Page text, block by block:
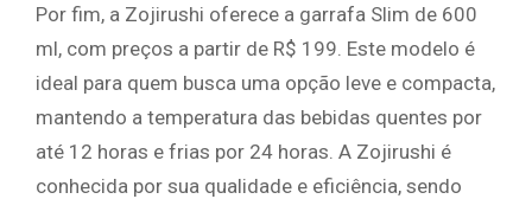
Por fim, a Zojirushi oferece a garrafa Slim de 600
ml, com preços a partir de R$ 199. Este modelo é
ideal para quem busca uma opção leve e compacta,
mantendo a temperatura das bebidas quentes por
até 12 horas e frias por 24 horas. A Zojirushi é
conhecida por sua qualidade e eficiência, sendo